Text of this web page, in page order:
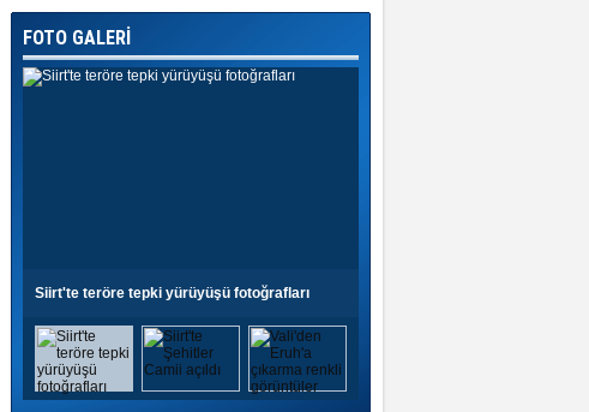
FOTO GALERİ
Siirt'te teröre tepki yürüyüşü fotoğrafları